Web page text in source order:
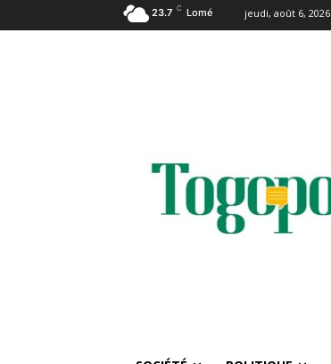
23.7 C Lomé jeudi, août 6, 2026